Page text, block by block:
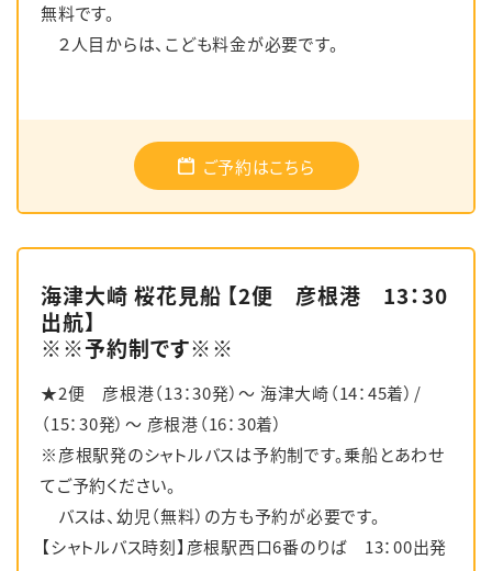
無料です。
２人目からは、こども料金が必要です。
ご予約はこちら
海津大崎 桜花見船 【2便 彦根港 13：30
出航】
※※予約制です※※
★2便 彦根港（13：30発）～ 海津大崎（14：45着）/
（15：30発）～ 彦根港（16：30着）
※彦根駅発のシャトルバスは予約制です。乗船とあわせ
てご予約ください。
バスは、幼児（無料）の方も予約が必要です。
【シャトルバス時刻】彦根駅西口6番のりば 13：00出発